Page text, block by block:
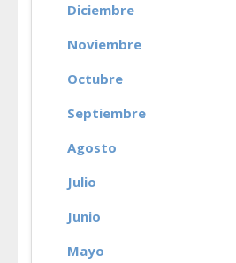
Diciembre
Noviembre
Octubre
Septiembre
Agosto
Julio
Junio
Mayo